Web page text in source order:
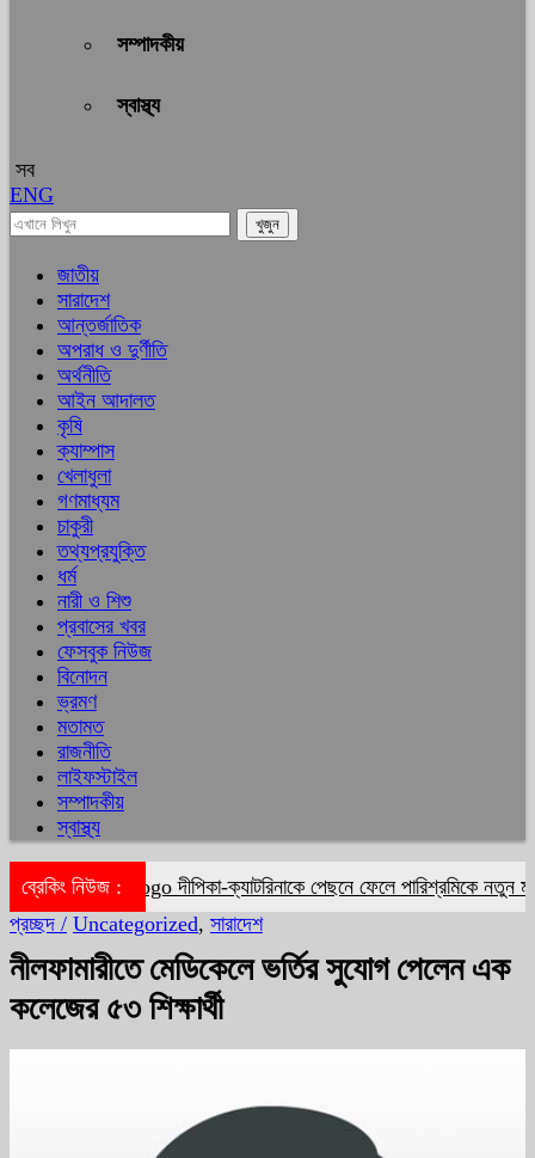
সম্পাদকীয়
স্বাস্থ্য
সব
ENG
জাতীয়
সারাদেশ
আন্তর্জাতিক
অপরাধ ও দুর্ণীতি
অর্থনীতি
আইন আদালত
কৃষি
ক্যাম্পাস
খেলাধুলা
গণমাধ্যম
চাকুরী
তথ্যপ্রযুক্তি
ধর্ম
নারী ও শিশু
প্রবাসের খবর
ফেসবুক নিউজ
বিনোদন
ভ্রমণ
মতামত
রাজনীতি
লাইফস্টাইল
সম্পাদকীয়
স্বাস্থ্য
ব্রেকিং নিউজ :
দীপিকা-ক্যাটরিনাকে পেছনে ফেলে পারিশ্রমিকে নতুন
প্রচ্ছদ / Uncategorized, সারাদেশ
নীলফামারীতে মেডিকেলে ভর্তির সুযোগ পেলেন এক
কলেজের ৫৩ শিক্ষার্থী